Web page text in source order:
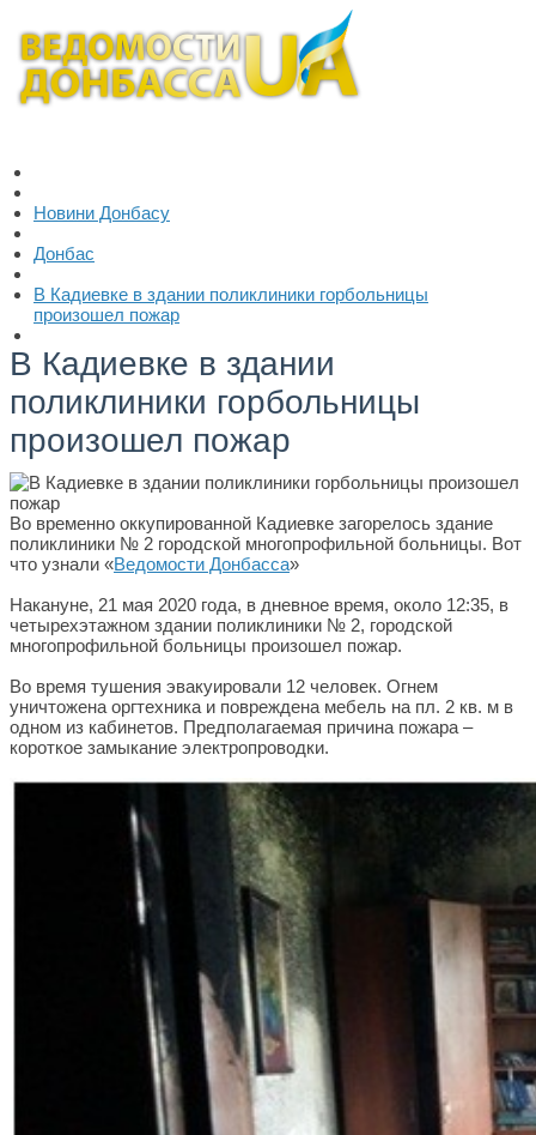
Новини Донбасу
Донбас
В Кадиевке в здании поликлиники горбольницы
произошел пожар
В Кадиевке в здании
поликлиники горбольницы
произошел пожар
Во временно оккупированной Кадиевке загорелось здание
поликлиники № 2 городской многопрофильной больницы. Вот
что узнали «Ведомости Донбасса»
Накануне, 21 мая 2020 года, в дневное время, около 12:35, в
четырехэтажном здании поликлиники № 2, городской
многопрофильной больницы произошел пожар.
Во время тушения эвакуировали 12 человек. Огнем
уничтожена оргтехника и повреждена мебель на пл. 2 кв. м в
одном из кабинетов. Предполагаемая причина пожара –
короткое замыкание электропроводки.